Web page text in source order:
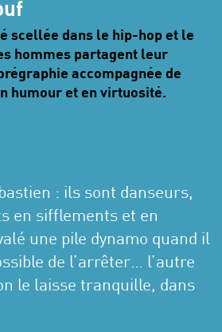
scellée dans le hip-hop et le
hommes partagent leur
accompagnée de
humour et en virtuosité.
: ils sont danseurs,
en sifflements et en
une pile dynamo quand il
de l’arrêter… l’autre
le laisse tranquille, dans